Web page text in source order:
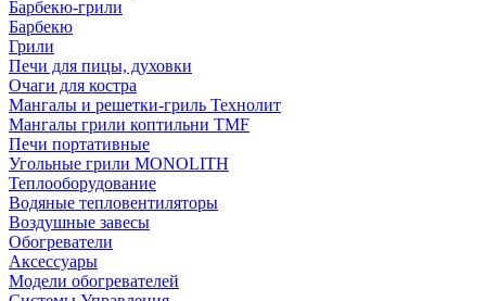
Барбекю-грили
Барбекю
Грили
Печи для пицы, духовки
Очаги для костра
Мангалы и решетки-гриль Технолит
Мангалы грили коптильни TMF
Печи портативные
Угольные грили MONOLITH
Теплооборудование
Водяные тепловентиляторы
Воздушные завесы
Обогреватели
Аксессуары
Модели обогревателей